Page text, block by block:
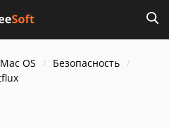
Mac OS
Безопасность